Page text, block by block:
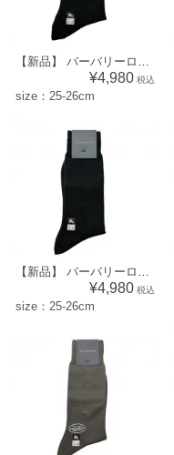
【新品】 バーバリーロンドン BURBERRY LONDON メンズ 靴下 ソックス （ドット×ワンポイント柄）ブラック系 [size:25-26cm] 56871
¥4,980 税込
size：25-26cm
【新品】 バーバリーロンドン BURBERRY LONDON メンズ 靴下 ソックス （無地×ワンポイント柄）ブラック系 [size:25-26cm] 56880
¥4,980 税込
size：25-26cm